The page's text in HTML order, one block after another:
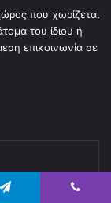
που χωρίζεται
του ίδιου ή
επικοινωνία σε